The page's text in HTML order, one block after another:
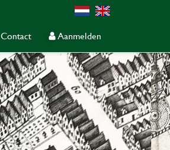
Contact Aanmelden